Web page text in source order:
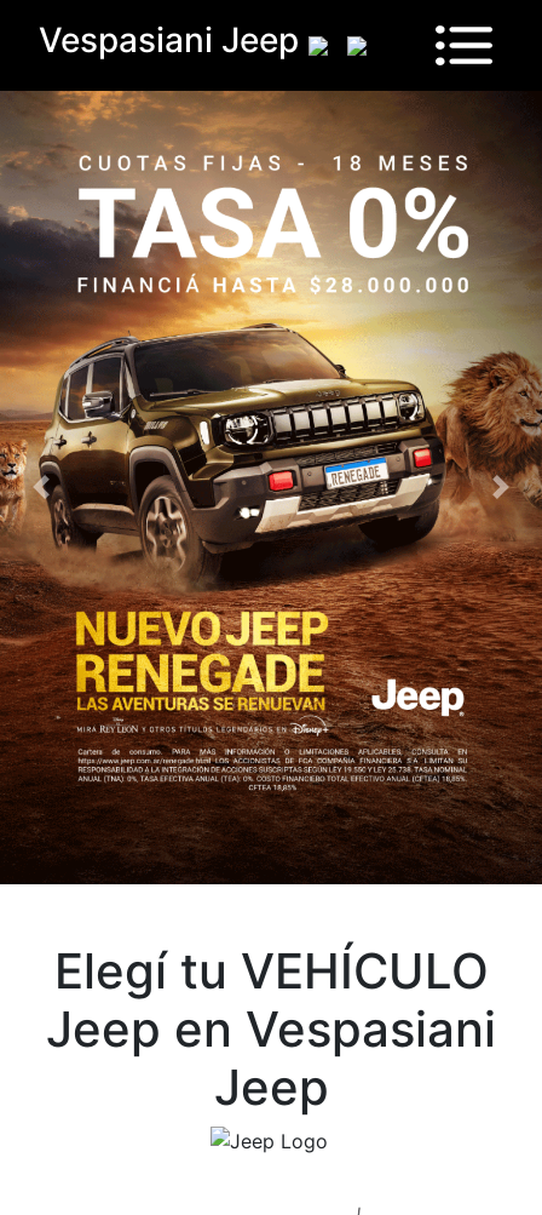
Vespasiani Jeep
Vehículos
Sucursales
Contactanos
Drive
Ram
House
Elegí tu VEHÍCULO
Jeep en Vespasiani
Jeep